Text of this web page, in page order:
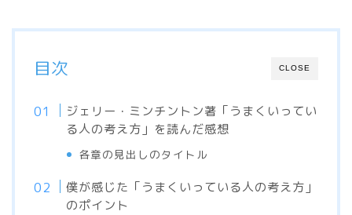
CLOSE
目次
ジェリー・ミンチントン著「うまくいってい
る人の考え方」を読んだ感想
各章の見出しのタイトル
僕が感じた「うまくいっている人の考え方」
のポイント